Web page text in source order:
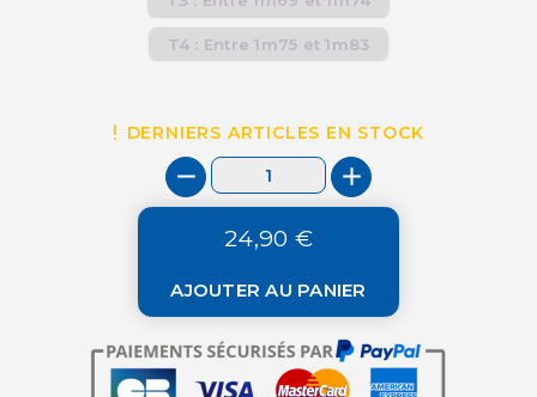
T4 : Entre 1m75 et 1m83
DERNIERS ARTICLES EN STOCK
24,90 €
AJOUTER AU PANIER